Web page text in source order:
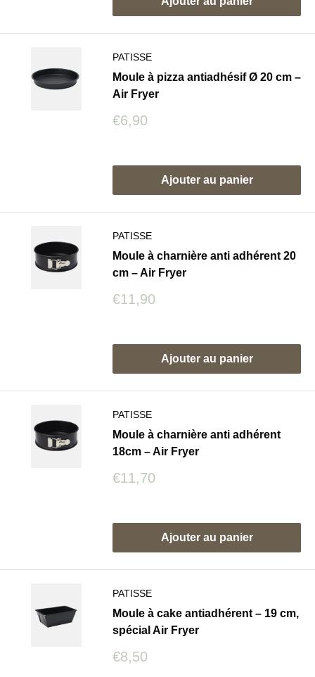
PATISSE
Moule à pizza antiadhésif Ø 20 cm –
Air Fryer
Prix
€6,90
Ajouter au panier
PATISSE
Moule à charnière anti adhérent 20
cm – Air Fryer
Prix
€11,90
Ajouter au panier
PATISSE
Moule à charnière anti adhérent
18cm – Air Fryer
Prix
€11,70
Ajouter au panier
PATISSE
Moule à cake antiadhérent – 19 cm,
spécial Air Fryer
Prix
€8,50